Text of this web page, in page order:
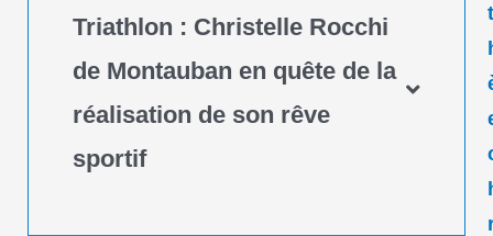
Triathlon : Christelle Rocchi
de Montauban en quête de la
réalisation de son rêve
sportif